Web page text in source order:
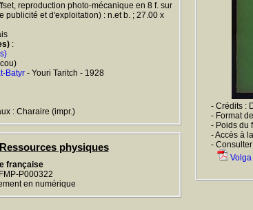
reproduction photo-mécanique en 8 f. sur
publicité et d'exploitation) : n.et b. ; 27.00 x
:
Batyr - Youri Taritch - 1928
: Charaire (impr.)
Ressources physiques
française
P000322
en numérique
- Crédits :
- Format
- Poids du
- Accès à
-